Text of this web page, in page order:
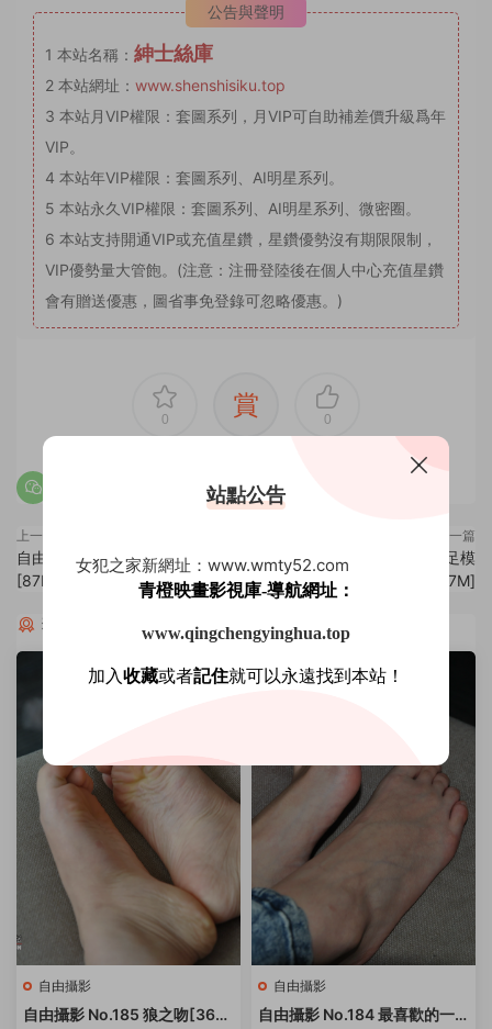
公告與聲明
1 本站名稱： 紳士絲庫
2 本站網址： www.shenshisiku.top
3 本站月VIP權限：套圖系列，月VIP可自助補差價升級爲年
VIP。
4 本站年VIP權限：套圖系列、AI明星系列。
5 本站永久VIP權限：套圖系列、AI明星系列、微密圈。
6 本站支持開通VIP或充值星鑽，星鑽優勢沒有期限限制，
VIP優勢量大管飽。(注意：注冊登陸後在個人中心充值星鑽
會有贈送優惠，圖省事免登錄可忽略優惠。)
0 賞 0
上一篇
自由攝影 No.142 夾趾拖 裸足
[87P-97.8M]
下一篇
自由攝影 No.144 最好看的足模
[54P-108.7M]
猜你喜歡
自由攝影
自由攝影 No.185 狼之吻[36P-
自由攝影
自由攝影 No.184 最喜歡的一
站點公告
女犯之家新網址：www.wmty52.com
青橙映畫影視庫-導航網址：
www.qingchengyinghua.top
加入收藏或者記住就可以永遠找到本站！